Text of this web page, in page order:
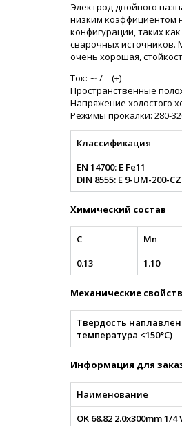
Электрод двойного
низким коэффициентом
конфигурации, таких
сварочных источников.
очень хорошая,
Ток: ∼ / = (+)
Пространственные
Напряжение холостого
Режимы прокалки: 280-
Классификация
EN 14700: E Fe11
DIN 8555: E 9-UM-200-
Химический состав
С Mn
0.13
1.10
Механические
Твердость
температура <150°C)
Информация для
Наименование
OK 68.82 2.0x300mm 1/4